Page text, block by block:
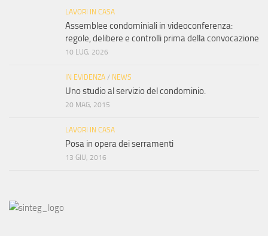
LAVORI IN CASA
Assemblee condominiali in videoconferenza:
regole, delibere e controlli prima della convocazione
10 LUG, 2026
IN EVIDENZA / NEWS
Uno studio al servizio del condominio.
20 MAG, 2015
LAVORI IN CASA
Posa in opera dei serramenti
13 GIU, 2016